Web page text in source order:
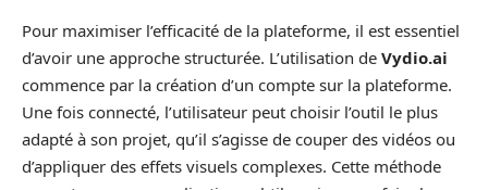
Pour maximiser l’efficacité de la plateforme, il est essentiel
d’avoir une approche structurée. L’utilisation de Vydio.ai
commence par la création d’un compte sur la plateforme.
Une fois connecté, l’utilisateur peut choisir l’outil le plus
adapté à son projet, qu’il s’agisse de couper des vidéos ou
d’appliquer des effets visuels complexes. Cette méthode